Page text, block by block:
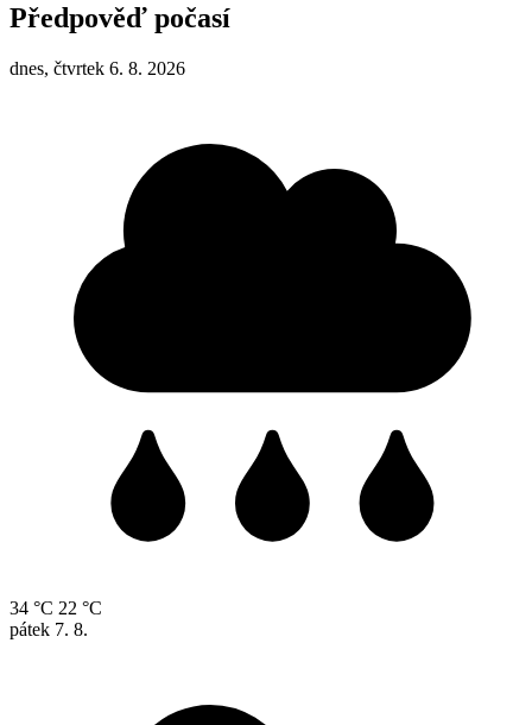
Předpověď počasí
dnes, čtvrtek 6. 8. 2026
34 °C 22 °C
pátek 7. 8.